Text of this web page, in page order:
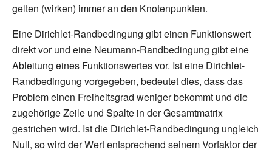
gelten (wirken) immer an den Knotenpunkten.
Eine Dirichlet-Randbedingung gibt einen Funktionswert
direkt vor und eine Neumann-Randbedingung gibt eine
Ableitung eines Funktionswertes vor. Ist eine Dirichlet-
Randbedingung vorgegeben, bedeutet dies, dass das
Problem einen Freiheitsgrad weniger bekommt und die
zugehörige Zeile und Spalte in der Gesamtmatrix
gestrichen wird. Ist die Dirichlet-Randbedingung ungleich
Null, so wird der Wert entsprechend seinem Vorfaktor der